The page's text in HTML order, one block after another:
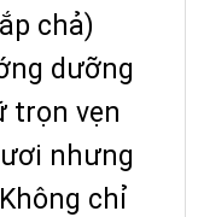
chả)
dưỡng
trọn vẹn
nhưng
chỉ